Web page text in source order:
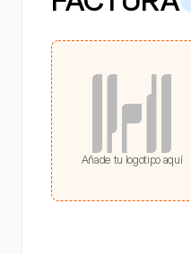
Añade tu logotipo aquí